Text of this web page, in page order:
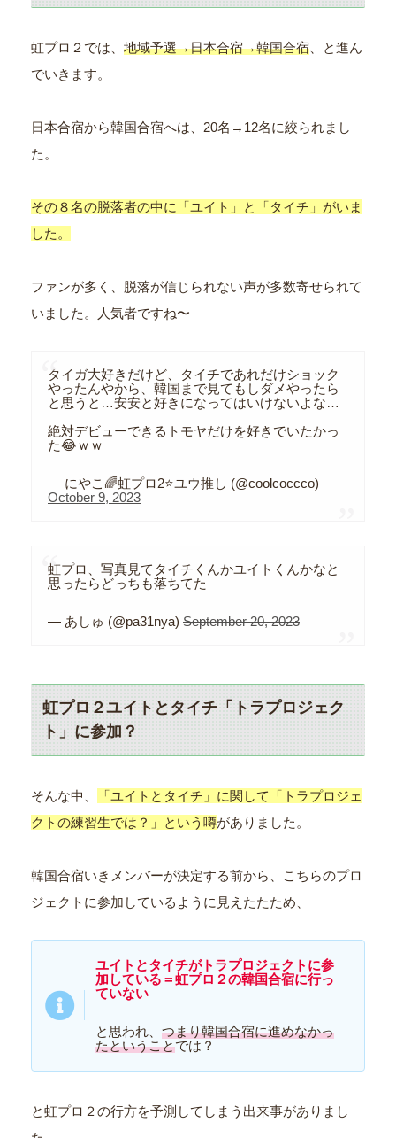
虹プロ２では、 地域予選→日本合宿→韓国合宿 、と進ん
でいきます。
日本合宿から韓国合宿へは、20名→12名に絞られまし
た。
その８名の脱落者の中に「ユイト」と「タイチ」がいま
した。
ファンが多く、脱落が信じられない声が多数寄せられて
いました。人気者ですね〜
タイガ大好きだけど、タイチであれだけショック
やったんやから、韓国まで見てもしダメやったら
と思うと…安安と好きになってはいけないよな…
絶対デビューできるトモヤだけを好きでいたかっ
た😂ｗｗ
— にやこ🌈虹プロ2⭐️ユウ推し (@coolcoccco)
October 9, 2023
虹プロ、写真見てタイチくんかユイトくんかなと
思ったらどっちも落ちてた
— あしゅ (@pa31nya) September 20, 2023
虹プロ２ユイトとタイチ「トラプロジェク
ト」に参加？
そんな中、
「ユイトとタイチ」に関して「トラプロジェ
クトの練習生では？」という噂がありました。
韓国合宿いきメンバーが決定する前から、こちらのプロ
ジェクトに参加しているように見えたたため、
ユイトとタイチがトラプロジェクトに参
加している＝虹プロ２の韓国合宿に行っ
ていない
と思われ、 つまり韓国合宿に進めなかっ
たということでは？
と虹プロ２の行方を予測してしまう出来事がありまし